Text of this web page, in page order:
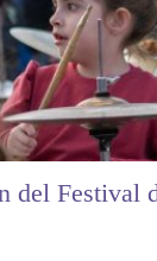
del Festival